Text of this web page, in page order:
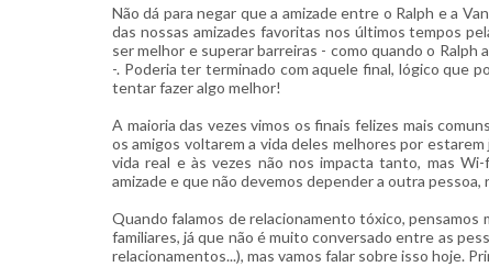
Não dá para negar que a amizade entre o Ralph e a
das nossas amizades favoritas nos últimos tempos
ser melhor e superar barreiras - como quando o
-. Poderia ter terminado com aquele final, lógico que
tentar fazer algo melhor!
A maioria das vezes vimos os finais felizes mais
os amigos voltarem a vida deles melhores por
vida real e às vezes não nos impacta tanto, mas
amizade e que não devemos depender a outra
Quando falamos de relacionamento tóxico, pensamos
familiares, já que não é muito conversado entre as
relacionamentos...), mas vamos falar sobre isso hoje.